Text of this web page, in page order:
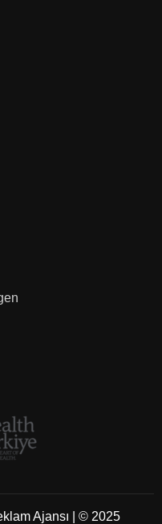
Ajansı | © 2025